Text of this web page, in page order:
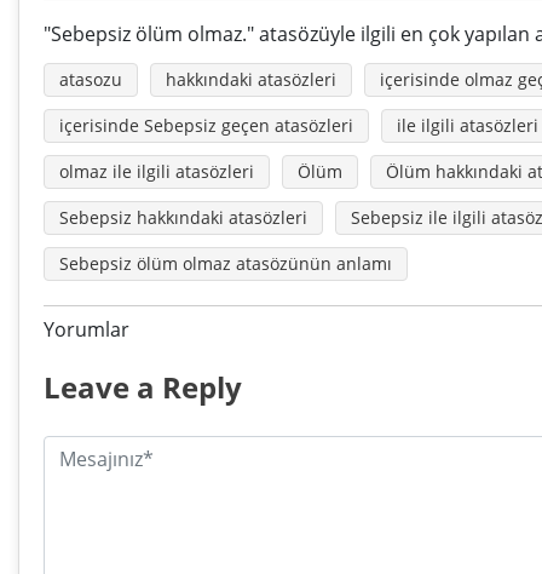
"Sebepsiz ölüm olmaz." atasözüyle ilgili en çok yapılan
atasozu hakkındaki atasözleri
içerisinde olmaz
içerisinde Sebepsiz geçen atasözleri
ile ilgili atasözleri
olmaz ile ilgili atasözleri
Ölüm
Ölüm hakkındaki
Sebepsiz hakkındaki atasözleri
Sebepsiz ile ilgili
Sebepsiz ölüm olmaz atasözünün anlamı
Yorumlar
Leave a Reply